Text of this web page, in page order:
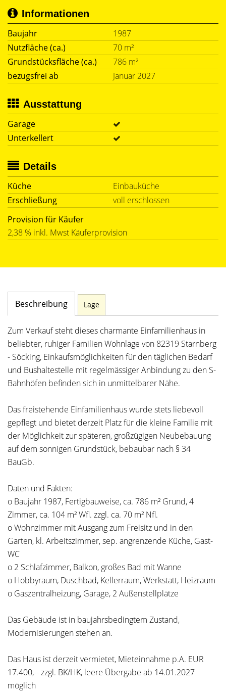
Informationen
Baujahr
1987
Nutzfläche (ca.)
70 m²
Grundstücksfläche (ca.)
786 m²
bezugsfrei ab
Januar 2027
Ausstattung
Garage
Unterkellert
Details
Küche
Einbauküche
Erschließung
voll erschlossen
Provision für Käufer
2,38 % inkl. Mwst Käuferprovision
Beschreibung Lage
Zum Verkauf steht dieses charmante Einfamilienhaus in
beliebter, ruhiger Familien Wohnlage von 82319 Starnberg
- Söcking, Einkaufsmöglichkeiten für den täglichen Bedarf
und Bushaltestelle mit regelmässiger Anbindung zu den S-
Bahnhöfen befinden sich in unmittelbarer Nähe.
Das freistehende Einfamilienhaus wurde stets liebevoll
gepflegt und bietet derzeit Platz für die kleine Familie mit
der Möglichkeit zur späteren, großzügigen Neubebauung
auf dem sonnigen Grundstück, bebaubar nach § 34
BauGb.
Daten und Fakten:
o Baujahr 1987, Fertigbauweise, ca. 786 m² Grund, 4
Zimmer, ca. 104 m² Wfl. zzgl. ca. 70 m² Nfl.
o Wohnzimmer mit Ausgang zum Freisitz und in den
Garten, kl. Arbeitszimmer, sep. angrenzende Küche, Gast-
WC
o 2 Schlafzimmer, Balkon, großes Bad mit Wanne
o Hobbyraum, Duschbad, Kellerraum, Werkstatt, Heizraum
o Gaszentralheizung, Garage, 2 Außenstellplätze
Das Gebäude ist in baujahrsbedingtem Zustand,
Modernisierungen stehen an.
Das Haus ist derzeit vermietet, Mieteinnahme p.A. EUR
17.400,-- zzgl. BK/HK, leere Übergabe ab 14.01.2027
möglich